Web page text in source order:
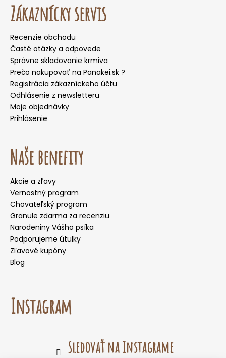
Zákaznícky servis
Recenzie obchodu
Časté otázky a odpovede
Správne skladovanie krmiva
Prečo nakupovať na Panakei.sk ?
Registrácia zákazníckeho účtu
Odhlásenie z newsletteru
Moje objednávky
Prihlásenie
Naše benefity
Akcie a zľavy
Vernostný program
Chovateľský program
Granule zdarma za recenziu
Narodeniny Vášho psíka
Podporujeme útulky
Zľavové kupóny
Blog
Instagram
Sledovať na Instagrame